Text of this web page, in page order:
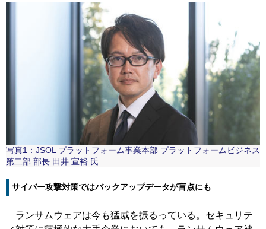
写真1：JSOL プラットフォーム事業本部 プラットフォームビジネス
第二部 部長 田井 宣裕 氏
サイバー攻撃対策ではバックアップデータが盲点にも
ランサムウェアは今も猛威を振るっている。セキュリテ